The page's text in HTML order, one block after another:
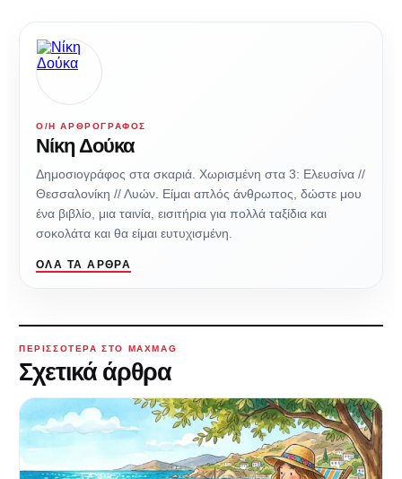
Ο/Η ΑΡΘΡΟΓΡΆΦΟΣ
Νίκη Δούκα
Δημοσιογράφος στα σκαριά. Χωρισμένη στα 3: Ελευσίνα //
Θεσσαλονίκη // Λυών. Είμαι απλός άνθρωπος, δώστε μου
ένα βιβλίο, μια ταινία, εισιτήρια για πολλά ταξίδια και
σοκολάτα και θα είμαι ευτυχισμένη.
ΌΛΑ ΤΑ ΆΡΘΡΑ
ΠΕΡΙΣΣΌΤΕΡΑ ΣΤΟ MAXMAG
Σχετικά άρθρα